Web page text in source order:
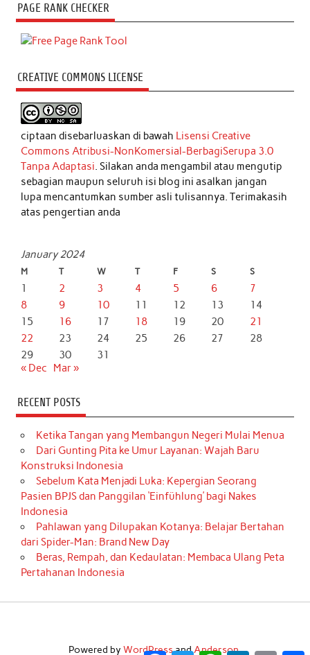
PAGE RANK CHECKER
CREATIVE COMMONS LICENSE
ciptaan disebarluaskan di bawah Lisensi Creative
Commons Atribusi-NonKomersial-BerbagiSerupa 3.0
Tanpa Adaptasi . Silakan anda mengambil atau mengutip
sebagian maupun seluruh isi blog ini asalkan jangan
lupa mencantumkan sumber asli tulisannya. Terimakasih
atas pengertian anda
January 2024
M T W T F S S
1 2 3 4 5 6
7
8
9 10 11 12 13
14
15
16 17 18 19 20
21
22
23 24 25 26 27
28
29
30
31
« Dec
Mar »
RECENT POSTS
Ketika Tangan yang Membangun Negeri Mulai Menua
Dari Gunting Pita ke Umur Layanan: Wajah Baru
Konstruksi Indonesia
Sebelum Kata Menjadi Luka: Kepergian Seorang
Pasien BPJS dan Panggilan ‘Einfühlung’ bagi Nakes
Indonesia
Pahlawan yang Dilupakan Kotanya: Belajar Bertahan
dari Spider-Man: Brand New Day
Beras, Rempah, dan Kedaulatan: Membaca Ulang Peta
Pertahanan Indonesia
Powered by WordPressandAnderson.